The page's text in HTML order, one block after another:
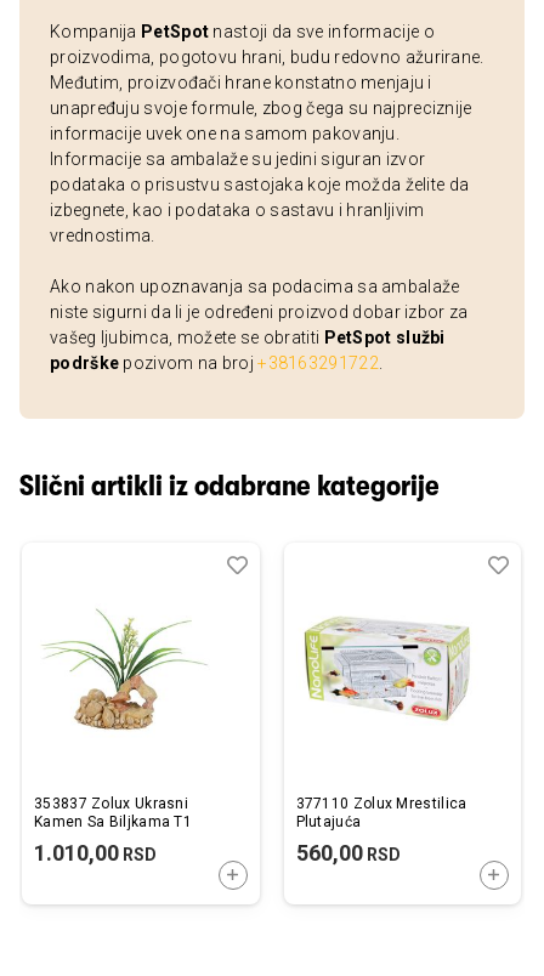
Kompanija PetSpot nastoji da sve informacije o
proizvodima, pogotovu hrani, budu redovno ažurirane.
Međutim, proizvođači hrane konstatno menjaju i
unapređuju svoje formule, zbog čega su najpreciznije
informacije uvek one na samom pakovanju.
Informacije sa ambalaže su jedini siguran izvor
podataka o prisustvu sastojaka koje možda želite da
izbegnete, kao i podataka o sastavu i hranljivim
vrednostima.
Ako nakon upoznavanja sa podacima sa ambalaže
niste sigurni da li je određeni proizvod dobar izbor za
vašeg ljubimca, možete se obratiti PetSpot službi
podrške pozivom na broj+38163291722
Slični artikli iz odabrane kategorije
353837 Zolux Ukrasni
Kamen Sa Biljkama T1
1.010,00 RSD
DODAJTE U KORPU
Dodaj
Uporedi
377110 Zolux Mrestilica
Plutajuća
560,00RSD